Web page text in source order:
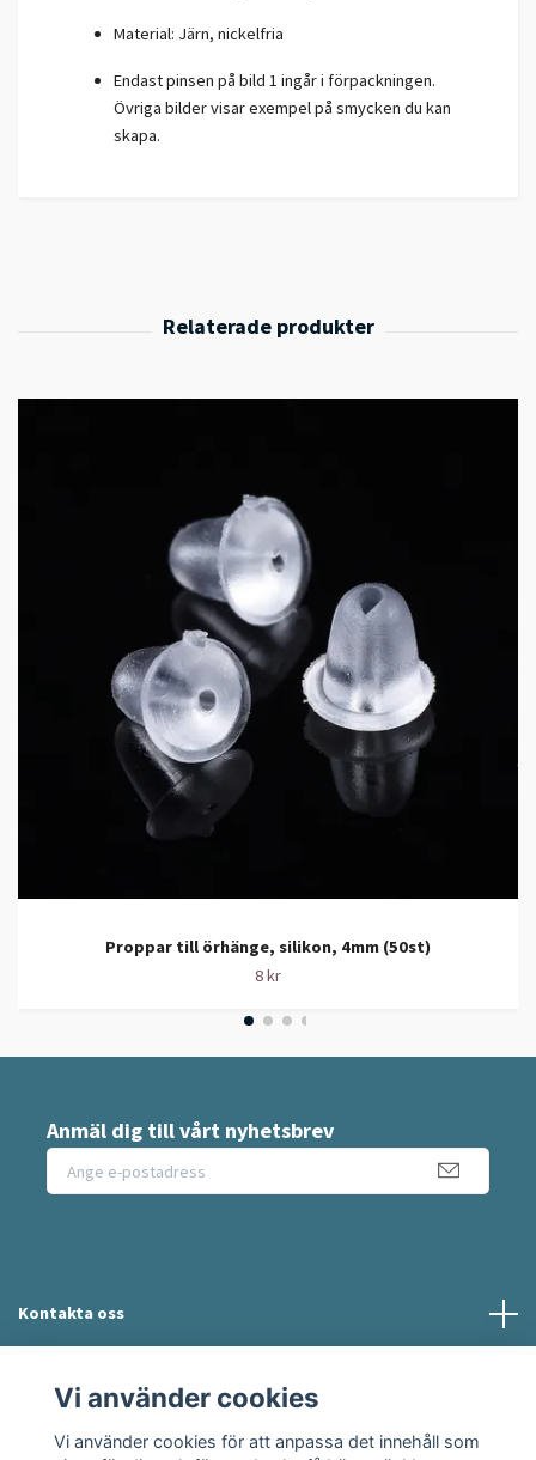
Material: Järn, nickelfria
Endast pinsen på bild 1 ingår i förpackningen.
Övriga bilder visar exempel på smycken du kan
skapa.
Proppar till örhänge, silikon, 4mm (50st)
8 kr
Anmäl dig till vårt nyhetsbrev
Kontakta oss
Sociala medier
Vi använder cookies
Vi använder cookies för att anpassa det innehåll som